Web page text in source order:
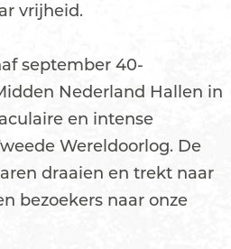
vrijheid.
september 40-
Nederland Hallen in
en intense
Wereldoorlog. De
draaien en trekt naar
bezoekers naar onze